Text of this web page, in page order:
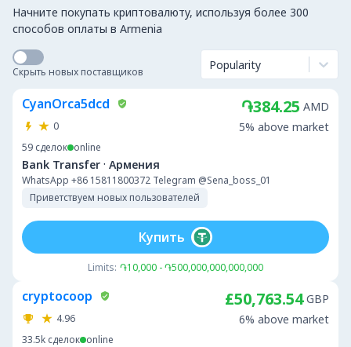
Начните покупать криптовалюту, используя более 300
способов оплаты в Armenia
Скрыть новых поставщиков Popularity
CyanOrca5dcd
0
59 сделок online
Bank Transfer · Армения
WhatsApp +86 15811800372 Telegram @Sena_boss_01
Приветствуем новых пользователей
֏384.25 AMD
5% above market
Limits: ֏10,000 - ֏500,000,000,000,000
Купить
cryptocoop
4.96
33.5k сделок online
£50,763.54 GBP
6% above market